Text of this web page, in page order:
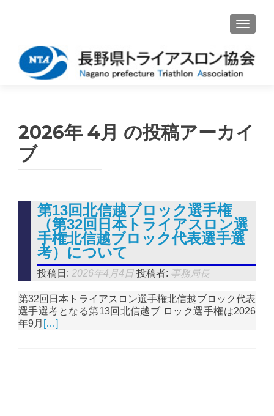
ナビゲ
2026年 4月 の投稿アーカイ
ブ
第13回北信越ブロック選手権
（第32回日本トライアスロン選
手権北信越ブロック代表選手選
考）について
投稿日:2026年4月4日 投稿者: 事務局長
第32回日本トライアスロン選手権北信越ブロック代表
選手選考となる第13回北信越ブ ロック選手権は2026
年9月 […]